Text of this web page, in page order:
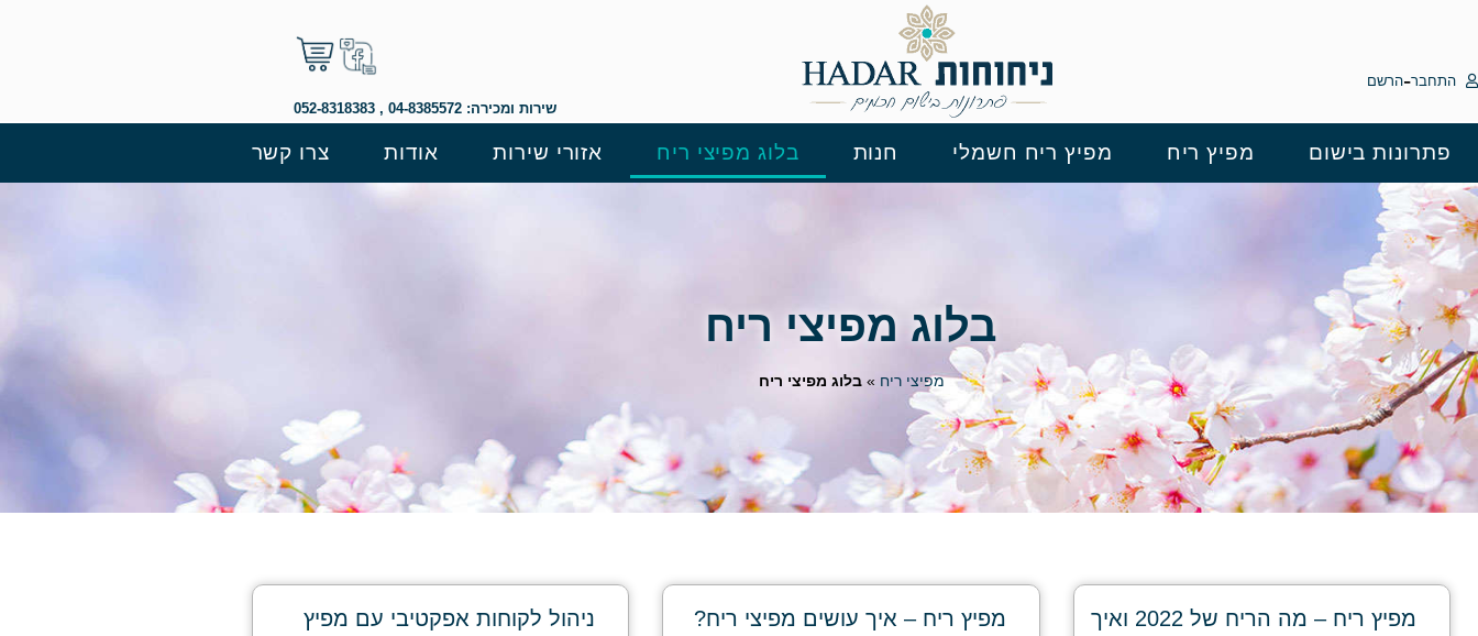
התחבר-הרשם
שירות ומכירה: 04-8385572 , 052-8318383
פתרונות בישום מפיץ ריח מפיץ ריח חשמלי חנות בלוג מפיצי ריח אזורי שירות אודות צרו קשר
בלוג מפיצי ריח
מפיצי ריח »בלוג מפיצי ריח
מפיץ ריח – מה הריח של 2022 ואיך
מפיץ ריח – איך עושים מפיצי ריח?
ניהול לקוחות אפקטיבי עם מפיץ